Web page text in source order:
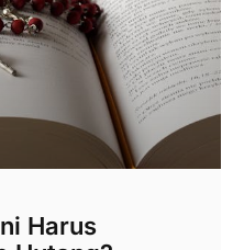
Harus